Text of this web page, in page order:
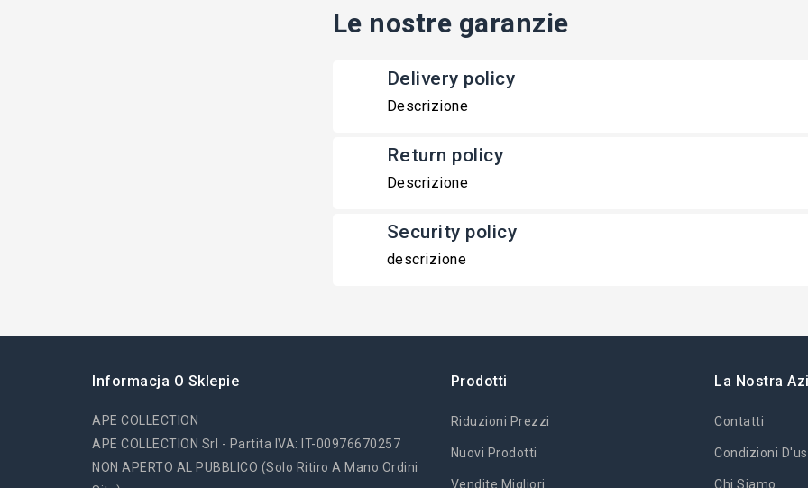
Le nostre garanzie
Delivery policy
Descrizione
Return policy
Descrizione
Security policy
descrizione
Informacja O Sklepie
APE COLLECTION
APE COLLECTION Srl - Partita IVA: IT-00976670257
NON APERTO AL PUBBLICO (solo Ritiro A Mano Ordini
Prodotti
Riduzioni Prezzi
Nuovi Prodotti
Vendite Migliori
La Nostra
Contatti
Condizioni
Chi Siamo